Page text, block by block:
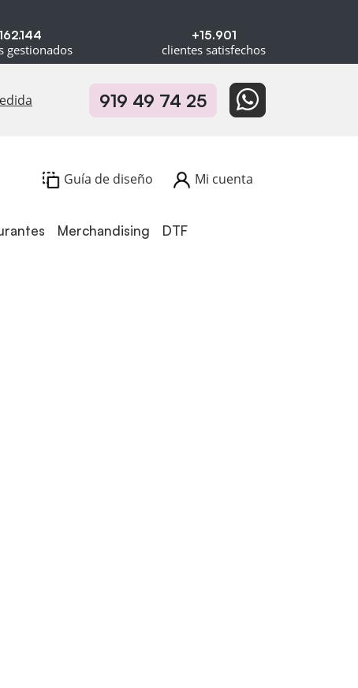
gestionados
+15.901
clientes satisfechos
919 49 74 25
Guía de diseño Mi cuenta
Merchandising DTF